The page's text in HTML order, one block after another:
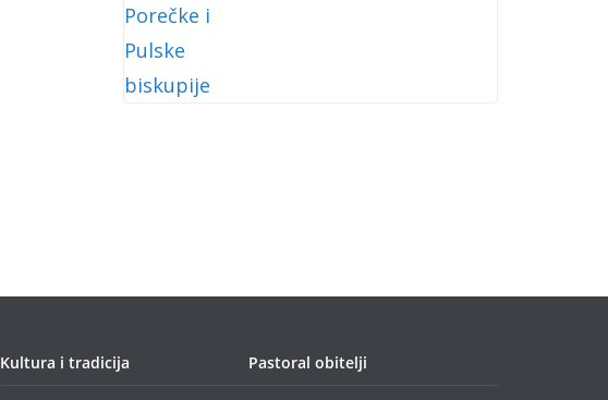
Kultura i tradicija Pastoral obitelji